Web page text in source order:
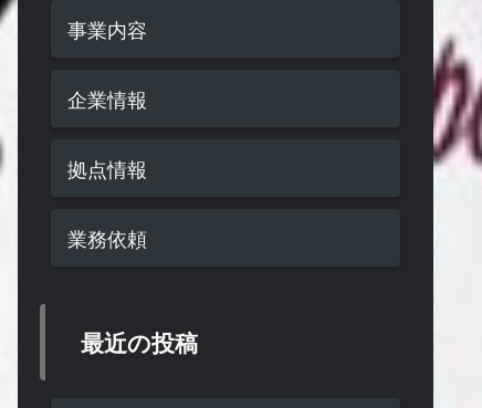
事業内容
企業情報
拠点情報
業務依頼
最近の投稿